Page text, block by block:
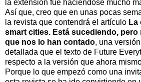
la extensión fue haciéndose mucho
Así que, creo que en unas pocas
la revista que contendrá el artículo La
smart cities. Está sucediendo, pero
que nos lo han contado, una
detallada que el texto de Future
respecto a la versión que ahora
Porque lo que empezó como una